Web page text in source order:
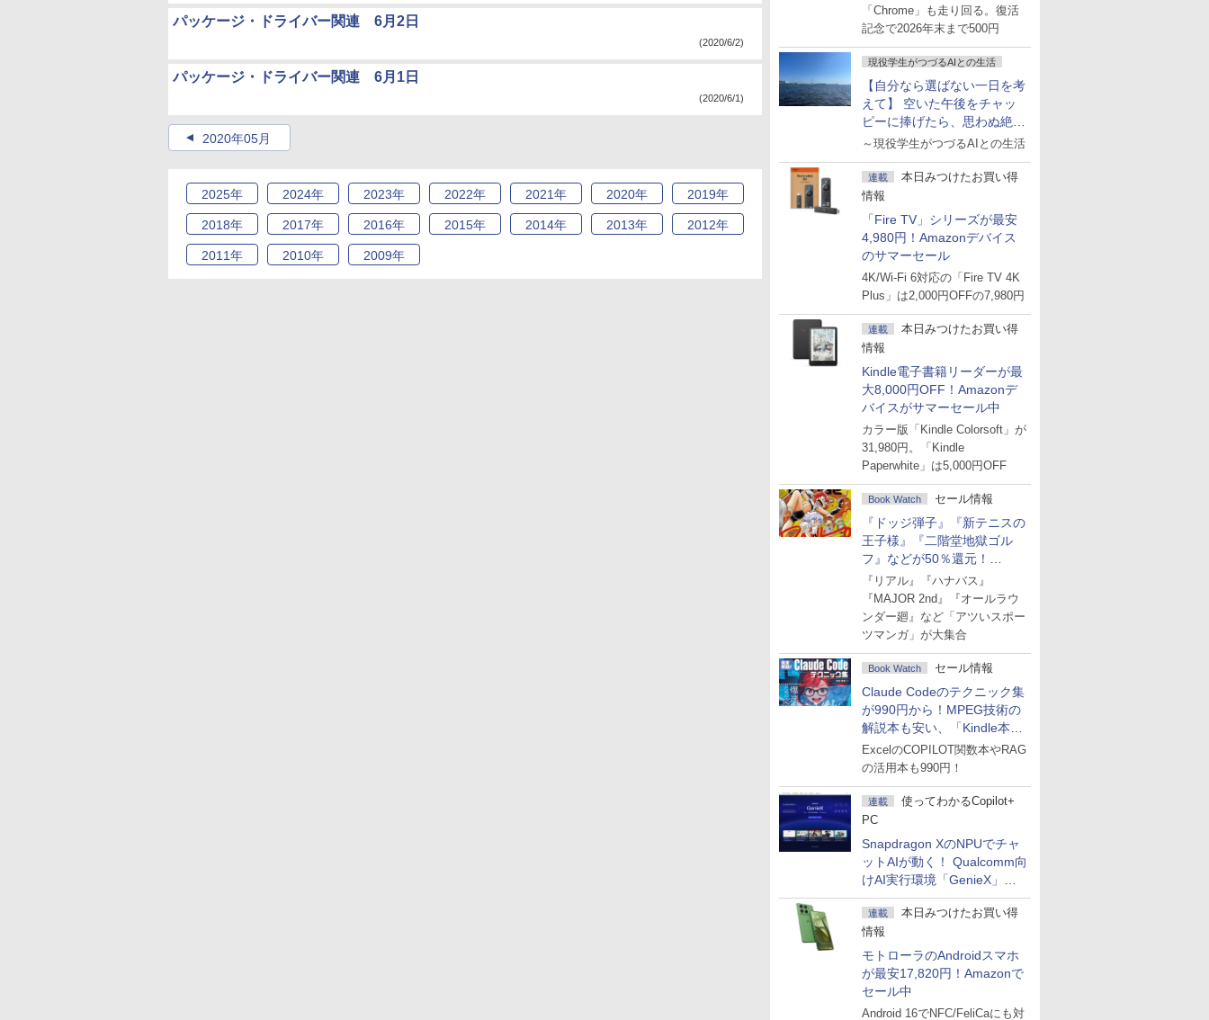
「Chrome」も走り回る。復活
記念で2026年末まで500円
現役学生がつづるAIとの生活
【自分なら選ばない一日を考
えて】 空いた午後をチャッ
ピーに捧げたら、思わぬ絶景
に出会った話
～現役学生がつづるAIとの生活
連載
本日みつけたお買い得
情報
「Fire TV」シリーズが最安
4,980円！Amazonデバイス
のサマーセール
4K/Wi-Fi 6対応の「Fire TV 4K
Plus」は2,000円OFFの7,980円
連載
本日みつけたお買い得
情報
Kindle電子書籍リーダーが最
大8,000円OFF！Amazonデ
バイスがサマーセール中
カラー版「Kindle Colorsoft」が
31,980円。「Kindle
Paperwhite」は5,000円OFF
Book Watch セール情報
『ドッジ弾子』『新テニスの
王子様』『二階堂地獄ゴル
フ』などが50％還元！
Amazonマンガ週末セール
『リアル』『ハナバス』
『MAJOR 2nd』『オールラウ
ンダー廻』など「アツいスポー
ツマンガ」が大集合
Book Watch セール情報
Claude Codeのテクニック集
が990円から！MPEG技術の
解説本も安い、「Kindle本サ
マーセール」第2弾開始！
ExcelのCOPILOT関数本やRAG
の活用本も990円！
連載
使ってわかるCopilot+
PC
Snapdragon XのNPUでチャ
ットAIが動く！ Qualcomm向
けAI実行環境「GenieX」を
試してみた
連載
本日みつけたお買い得
情報
モトローラのAndroidスマホ
が最安17,820円！Amazonで
セール中
Android 16でNFC/FeliCaにも対
パッケージ・ドライバー関連 6月2日
(2020/6/2)
パッケージ・ドライバー関連 6月1日
(2020/6/1)
2020年05月
2025年 2024年 2023年 2022年 2021年 2020年 2019年
2018年 2017年 2016年 2015年 2014年 2013年 2012年
2011年 2010年 2009年